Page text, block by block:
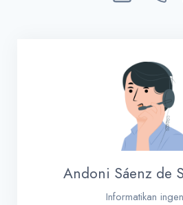
Andoni Sáenz de
Informatikan